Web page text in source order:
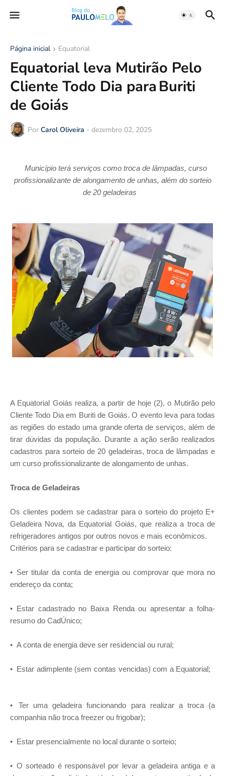
Página inicial Equatorial
Equatorial leva Mutirão Pelo
Cliente Todo Dia para Buriti
de Goiás
Por Carol Oliveira - dezembro 02, 2025
Município terá serviços como troca de lâmpadas, curso
profissionalizante de alongamento de unhas, além do sorteio
de 20 geladeiras
A Equatorial Goiás realiza, a partir de hoje (2), o Mutirão pelo
Cliente Todo Dia em Buriti de Goiás. O evento leva para todas
as regiões do estado uma grande oferta de serviços, além de
tirar dúvidas da população. Durante a ação serão realizados
cadastros para sorteio de 20 geladeiras, troca de lâmpadas e
um curso profissionalizante de alongamento de unhas.
Troca de Geladeiras
Os clientes podem se cadastrar para o sorteio do projeto E+
Geladeira Nova, da Equatorial Goiás, que realiza a troca de
refrigeradores antigos por outros novos e mais econômicos.
Critérios para se cadastrar e participar do sorteio:
• Ser titular da conta de energia ou comprovar que mora no
endereço da conta;
• Estar cadastrado no Baixa Renda ou apresentar a folha-
resumo do CadÚnico;
• A conta de energia deve ser residencial ou rural;
• Estar adimplente (sem contas vencidas) com a Equatorial;
• Ter uma geladeira funcionando para realizar a troca (a
companhia não troca freezer ou frigobar);
• Estar presencialmente no local durante o sorteio;
• O sorteado é responsável por levar a geladeira antiga e a